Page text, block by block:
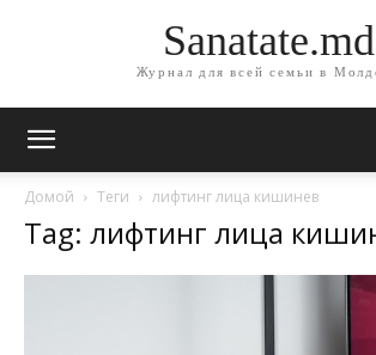
Sanatate.md
Журнал для всей семьи в
Домой Теги лифтинг лица кишинев
Tag: лифтинг лица